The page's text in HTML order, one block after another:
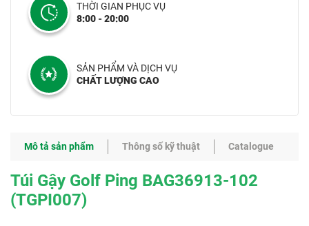
THỜI GIAN PHỤC VỤ
8:00 - 20:00
SẢN PHẨM VÀ DỊCH VỤ
CHẤT LƯỢNG CAO
Mô tả sản phẩm Thông số kỹ thuật Catalogue
Túi Gậy Golf Ping BAG36913-102
(TGPI007)